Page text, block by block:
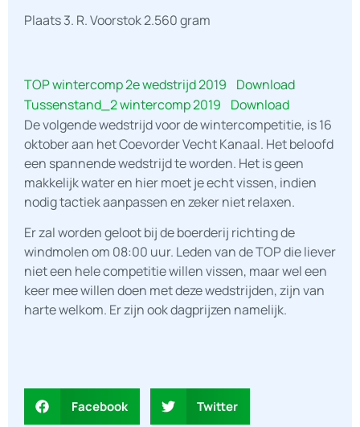
Plaats 3. R. Voorstok 2.560 gram
TOP wintercomp 2e wedstrijd 2019
Download
Tussenstand_2 wintercomp 2019
Download
De volgende wedstrijd voor de wintercompetitie, is 16
oktober aan het Coevorder Vecht Kanaal. Het beloofd
een spannende wedstrijd te worden. Het is geen
makkelijk water en hier moet je echt vissen, indien
nodig tactiek aanpassen en zeker niet relaxen.
Er zal worden geloot bij de boerderij richting de
windmolen om 08:00 uur. Leden van de TOP die liever
niet een hele competitie willen vissen, maar wel een
keer mee willen doen met deze wedstrijden, zijn van
harte welkom. Er zijn ook dagprijzen namelijk.
Facebook Twitter